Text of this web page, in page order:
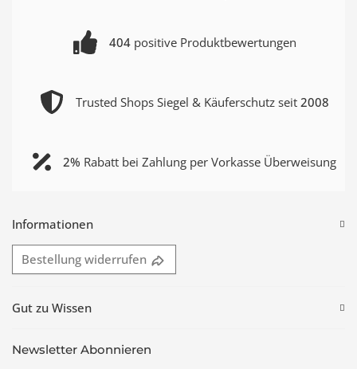
404positive Produktbewertungen
Trusted Shops Siegel & Käuferschutz seit 2008
2% Rabatt bei Zahlung per Vorkasse Überweisung
Informationen
Bestellung widerrufen
Gut zu Wissen
Newsletter Abonnieren